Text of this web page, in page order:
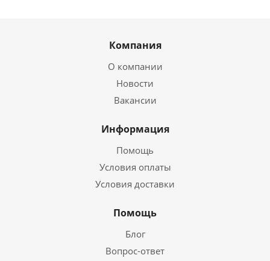
Компания
О компании
Новости
Вакансии
Информация
Помощь
Условия оплаты
Условия доставки
Помощь
Блог
Вопрос-ответ